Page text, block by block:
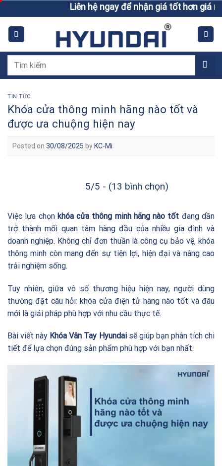
to
content
Liên hệ ngay để nhận giá tốt hơn giá niêm yết
Tìm
TIN TỨC
Khóa cửa thông minh hãng nào tốt và
được ưa chuộng hiện nay
Posted on 30/08/2025 by KC-Mi
5/5 - (13 bình chọn)
Việc lựa chọn khóa cửa thông minh hãng nào tốt đang dần
trở thành mối quan tâm hàng đầu của nhiều gia đình và
doanh nghiệp. Không chỉ đơn thuần là công cụ bảo vệ, khóa
thông minh còn mang đến sự tiện lợi, hiện đại và nâng cao
trải nghiệm sống.
Tuy nhiên, giữa vô số thương hiệu hiện nay, người dùng
thường đặt câu hỏi: khóa cửa điện tử hãng nào tốt và đâu
mới là giải pháp phù hợp với nhu cầu thực tế.
Bài viết này Khóa Vân Tay Hyundaisẽ giúp bạn phân tích chi
tiết để lựa chọn đúng sản phẩm phù hợp với bạn nhất.